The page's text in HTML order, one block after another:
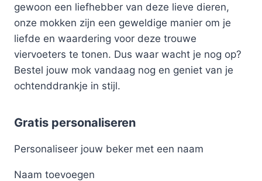
gewoon een liefhebber van deze lieve dieren,
onze mokken zijn een geweldige manier om je
liefde en waardering voor deze trouwe
viervoeters te tonen. Dus waar wacht je nog op?
Bestel jouw mok vandaag nog en geniet van je
ochtenddrankje in stijl.
Gratis personaliseren
Personaliseer jouw beker met een naam
Naam toevoegen